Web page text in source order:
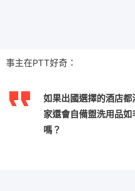
事主在PTT好奇：
如果出國選擇的酒店都
家還會自備盥洗用品如
嗎？